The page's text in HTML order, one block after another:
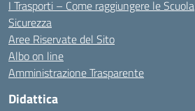
I Trasporti – Come raggiungere le Scuola
Sicurezza
Aree Riservate del Sito
Albo on line
Amministrazione Trasparente
Didattica